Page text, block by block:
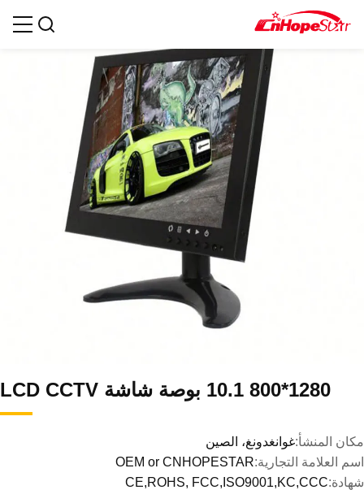
1280*800 10.1 بوصة شاشة LCD CCTV
مكان المنشأ:غوانغدونغ، الصين
اسم العلامة التجارية:OEM or CNHOPESTAR
شهادة:CE,ROHS, FCC,ISO9001,KC,CCC